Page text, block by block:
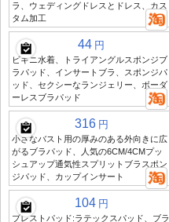
ラ、ウェディングドレスとドレス、カス
タム加工
44 円
ビキニ水着、トライアングルスポンジブ
ラパッド、インサートブラ、スポンジパ
ッド、セクシーなランジェリー、ボーダ
ーレスブラパッド
316 円
小さなバスト用の厚みのある外向きに広
がるブラパッド、人気の6CM/4CMプッ
シュアップ通気性スプリットブラスポン
ジパッド、カップインサート
104 円
ブレストパッド:ラテックスパッド、ブラ